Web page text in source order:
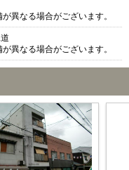
異なる場合がございます。
異なる場合がございます。